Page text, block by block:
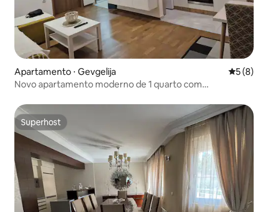
Apartamento ⋅ Gevgelija 5 de
5 (8)
Novo apartamento moderno de 1 quarto com
Superhost
Superhost